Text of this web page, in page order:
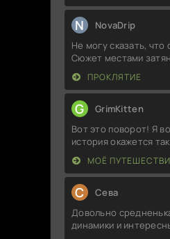
N NovaDrip
Не могу сказать, что
Сюжет местами
ПРОКЛЯТИЕ
G GrimKitten
Вот это поворот! Я
история окажется
МОЁ
С Севa
Довольно
динамики и